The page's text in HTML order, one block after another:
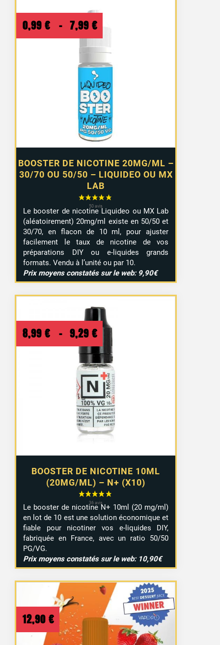
BOOSTER DE NICOTINE 20MG/ML –
30/70 OU 50/50 – LIQUIDEO OU MX
LAB
0,99 € – 7,99 € Plage
de
prix :
0,99 €
à
7,99 €
Le booster de nicotine Liquideo ou MX Lab
(aléatoirement) 20mg/ml existe en 50/50 et
30/70, en flacon de 10 ml, pour ajuster
facilement le taux de nicotine de vos
préparations DIY ou e-liquides grands
formats. Vendu à l’unité ou par 10.
Prix moyens constatés sur le web: 9,90€
BOOSTER DE NICOTINE 10ML
(20MG/ML) – N+ (X10)
8,99 € – 9,29 € Plage
de
prix :
8,99 €
à
9,29 €
Le booster de nicotine N+ 10ml (20 mg/ml)
en lot de 10 est une solution économique et
fiable pour nicotiner vos e-liquides DIY,
fabriquée en France, avec un ratio 50/50
PG/VG.
Prix moyens constatés sur le web: 10,90€
12,90 €